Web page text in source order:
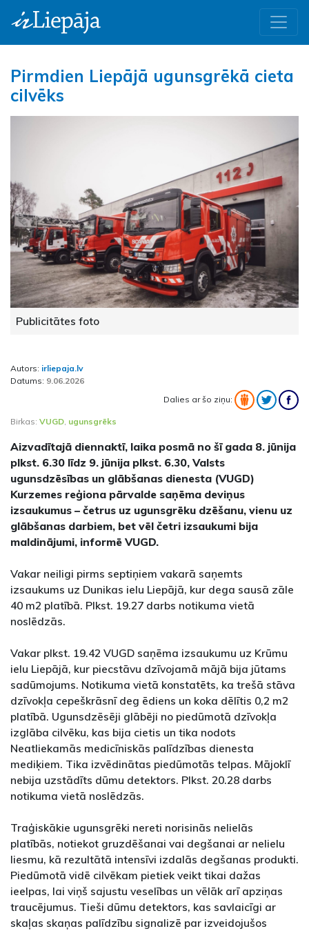
Pirmdien Liepājā ugunsgrēkā cieta
cilvēks
Publicitātes foto
Autors: irliepaja.lv
Datums: 9.06.2026
Dalies ar šo ziņu:
Birkas: VUGD, ugunsgrēks
Aizvadītajā diennaktī, laika posmā no šī gada 8. jūnija
plkst. 6.30 līdz 9. jūnija plkst. 6.30, Valsts
ugunsdzēsības un glābšanas dienesta (VUGD)
Kurzemes reģiona pārvalde saņēma deviņus
izsaukumus – četrus uz ugunsgrēku dzēšanu, vienu uz
glābšanas darbiem, bet vēl četri izsaukumi bija
maldinājumi, informē VUGD.
Vakar neiligi pirms septiņiem vakarā saņemts
izsaukums uz Dunikas ielu Liepājā, kur dega sausā zāle
40 m2 platībā. Plkst. 19.27 darbs notikuma vietā
noslēdzās.
Vakar plkst. 19.42 VUGD saņēma izsaukumu uz Krūmu
ielu Liepājā, kur piecstāvu dzīvojamā mājā bija jūtams
sadūmojums. Notikuma vietā konstatēts, ka trešā stāva
dzīvokļa cepeškrāsnī deg ēdiens un koka dēlītis 0,2 m2
platībā. Ugunsdzēsēji glābēji no piedūmotā dzīvokļa
izglāba cilvēku, kas bija cietis un tika nodots
Neatliekamās medicīniskās palīdzības dienesta
mediķiem. Tika izvēdinātas piedūmotās telpas. Mājoklī
nebija uzstādīts dūmu detektors. Plkst. 20.28 darbs
notikuma vietā noslēdzās.
Traģiskākie ugunsgrēki nereti norisinās nelielās
platībās, notiekot gruzdēšanai vai degšanai ar nelielu
liesmu, kā rezultātā intensīvi izdalās degšanas produkti.
Piedūmotā vidē cilvēkam pietiek veikt tikai dažas
ieelpas, lai viņš sajustu veselības un vēlāk arī apziņas
traucējumus. Tieši dūmu detektors, kas savlaicīgi ar
skaļas skaņas palīdzību signalizē par izveidojušos